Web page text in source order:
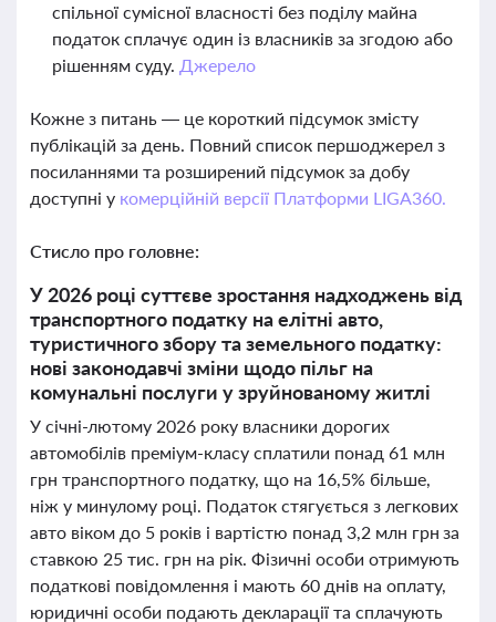
спільної сумісної власності без поділу майна
податок сплачує один із власників за згодою або
рішенням суду. Джерело
Кожне з питань — це короткий підсумок змісту
публікацій за день. Повний список першоджерел з
посиланнями та розширений підсумок за добу
доступні у комерційній версії Платформи LIGA360.
Стисло про головне:
У 2026 році суттєве зростання надходжень від
транспортного податку на елітні авто,
туристичного збору та земельного податку:
нові законодавчі зміни щодо пільг на
комунальні послуги у зруйнованому житлі
У січні-лютому 2026 року власники дорогих
автомобілів преміум-класу сплатили понад 61 млн
грн транспортного податку, що на 16,5% більше,
ніж у минулому році. Податок стягується з легкових
авто віком до 5 років і вартістю понад 3,2 млн грн за
ставкою 25 тис. грн на рік. Фізичні особи отримують
податкові повідомлення і мають 60 днів на оплату,
юридичні особи подають декларації та сплачують